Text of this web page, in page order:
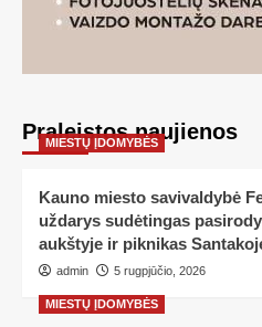
Praleistos naujienos
MIESTŲ ĮDOMYBĖS
Kauno miesto savivaldybė
uždarys sudėtingas
aukštyje ir piknikas
admin 5 rugpjūčio, 2026
MIESTŲ ĮDOMYBĖS